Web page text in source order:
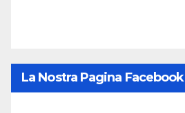
La Nostra Pagina Facebook